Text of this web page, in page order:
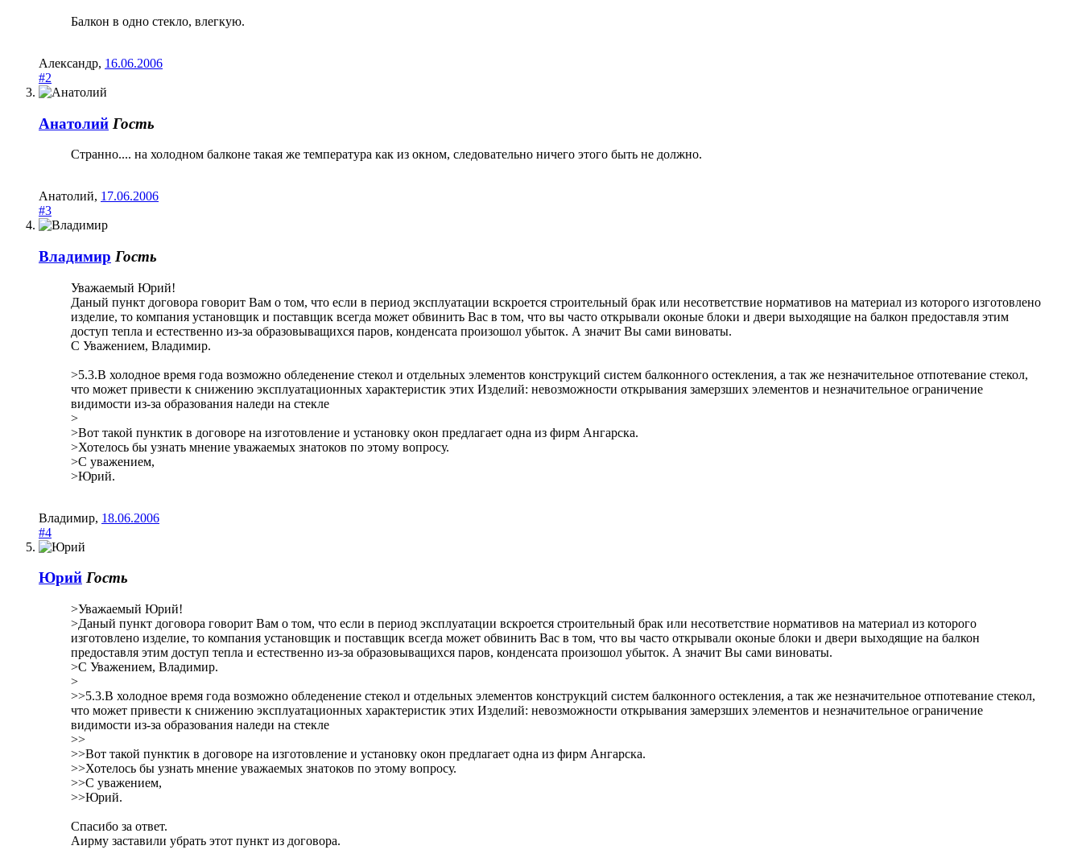
Балкон в одно стекло, влегкую.
Александр, 16.06.2006
#2
Анатолий Гость
Странно.... на холодном балконе такая же температура как из окном, следовательно ничего этого быть не должно.
Анатолий, 17.06.2006
#3
Владимир Гость
Уважаемый Юрий!
Даный пункт договора говорит Вам о том, что если в период эксплуатации вскроется строительный брак или несответствие нормативов на материал из которого изготовлено
изделие, то компания установщик и поставщик всегда может обвинить Вас в том, что вы часто открывали оконые блоки и двери выходящие на балкон предоставля этим
доступ тепла и естественно из-за образовыващихся паров, конденсата произошол убыток. А значит Вы сами виноваты.
С Уважением, Владимир.
>5.3.В холодное время года возможно обледенение стекол и отдельных элементов конструкций систем балконного остекления, а так же незначительное отпотевание стекол,
что может привести к снижению эксплуатационных характеристик этих Изделий: невозможности открывания замерзших элементов и незначительное ограничение
видимости из-за образования наледи на стекле
>
>Вот такой пунктик в договоре на изготовление и установку окон предлагает одна из фирм Ангарска.
>Хотелось бы узнать мнение уважаемых знатоков по этому вопросу.
>С уважением,
>Юрий.
Владимир, 18.06.2006
#4
Юрий Гость
>Уважаемый Юрий!
>Даный пункт договора говорит Вам о том, что если в период эксплуатации вскроется строительный брак или несответствие нормативов на материал из которого
изготовлено изделие, то компания установщик и поставщик всегда может обвинить Вас в том, что вы часто открывали оконые блоки и двери выходящие на балкон
предоставля этим доступ тепла и естественно из-за образовыващихся паров, конденсата произошол убыток. А значит Вы сами виноваты.
>С Уважением, Владимир.
>
>>5.3.В холодное время года возможно обледенение стекол и отдельных элементов конструкций систем балконного остекления, а так же незначительное отпотевание стекол,
что может привести к снижению эксплуатационных характеристик этих Изделий: невозможности открывания замерзших элементов и незначительное ограничение
видимости из-за образования наледи на стекле
>>
>>Вот такой пунктик в договоре на изготовление и установку окон предлагает одна из фирм Ангарска.
>>Хотелось бы узнать мнение уважаемых знатоков по этому вопросу.
>>С уважением,
>>Юрий.
Спасибо за ответ.
Aирму заставили убрать этот пункт из договора.